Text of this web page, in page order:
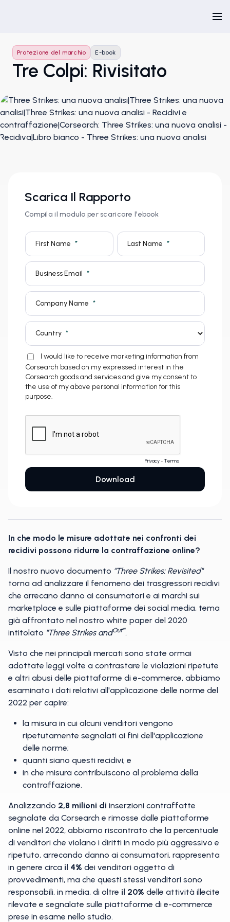
Protezione del marchio E-book
Tre Colpi: Rivisitato
Scarica Il Rapporto
Compila il modulo per scaricare l'ebook
In che modo le misure adottate nei confronti dei
recidivi possono ridurre la contraffazione online?
Il nostro nuovo documento
"Three Strikes: Revisited"
torna ad analizzare il fenomeno dei trasgressori recidivi
che arrecano danno ai consumatori e ai marchi sui
marketplace e sulle piattaforme dei social media, tema
già affrontato nel nostro white paper del 2020
Visto che nei principali mercati sono state ormai
adottate leggi volte a contrastare le violazioni ripetute
e altri abusi delle piattaforme di e-commerce, abbiamo
esaminato i dati relativi all'applicazione delle norme del
2022 per capire:
la misura in cui alcuni venditori vengono
ripetutamente segnalati ai fini dell'applicazione
delle norme;
quanti siano questi recidivi; e
in che misura contribuiscono al problema della
Analizzando 2,8 milioni di
inserzioni contraffatte
segnalate da Corsearch e rimosse dalle piattaforme
online nel 2022, abbiamo riscontrato che la percentuale
di venditori che violano i diritti in modo più aggressivo e
ripetuto, arrecando danno ai consumatori, rappresenta
in genere circa
dei venditori oggetto di
provvedimenti, ma che questi stessi venditori sono
responsabili, in media, di oltre il 20%
delle attività illecite
rilevate e segnalate sulle piattaforme di e-commerce